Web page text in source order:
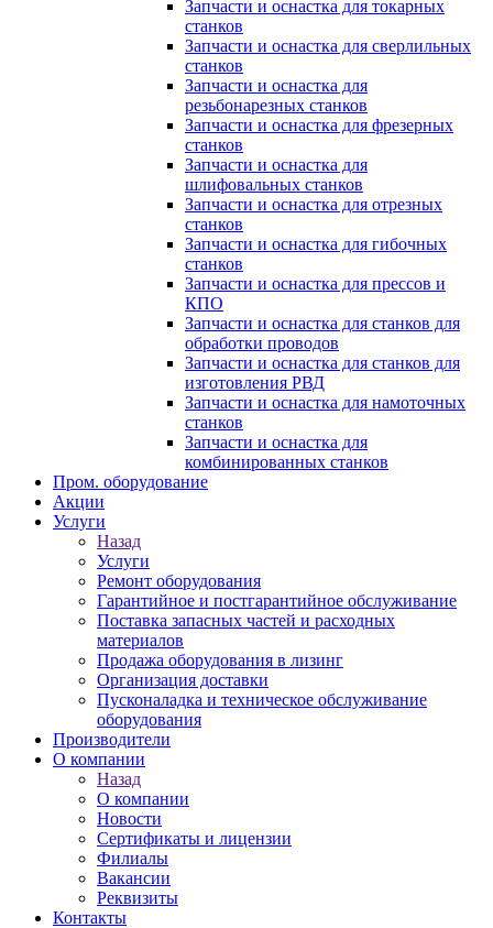
Запчасти и оснастка для токарных
станков
Запчасти и оснастка для сверлильных
станков
Запчасти и оснастка для
резьбонарезных станков
Запчасти и оснастка для фрезерных
станков
Запчасти и оснастка для
шлифовальных станков
Запчасти и оснастка для отрезных
станков
Запчасти и оснастка для гибочных
станков
Запчасти и оснастка для прессов и
КПО
Запчасти и оснастка для станков для
обработки проводов
Запчасти и оснастка для станков для
изготовления РВД
Запчасти и оснастка для намоточных
станков
Запчасти и оснастка для
комбинированных станков
Пром. оборудование
Акции
Услуги
Назад
Услуги
Ремонт оборудования
Гарантийное и постгарантийное обслуживание
Поставка запасных частей и расходных
материалов
Продажа оборудования в лизинг
Организация доставки
Пусконаладка и техническое обслуживание
оборудования
Производители
О компании
Назад
О компании
Новости
Сертификаты и лицензии
Филиалы
Вакансии
Реквизиты
Контакты